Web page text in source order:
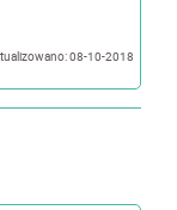
Ostatnio aktualizowano: 08-10-2018